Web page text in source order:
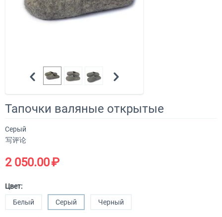
Тапочки валяные открытые
Серый
写评论
2 050.00₽
Цвет:
Белый
Серый Черный